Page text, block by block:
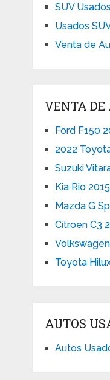
SUV Usados
Usados
Venta de
VENTA DE
Ford F150
2022
Suzuki
Kia Rio 2015
Mazda G
Citroen C3
Toyota
AUTOS
Autos